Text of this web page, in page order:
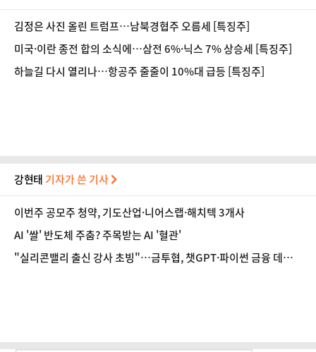
김정은 사진 올린 트럼프…남북경협주 오름세 [특징주]
미국·이란 종전 합의 소식에…삼전 6%·닉스 7% 상승세 [특징주]
하늘길 다시 열리나…항공주 줄줄이 10%대 급등 [특징주]
강현태 기자가 쓴 기사
이번주 공모주 청약, 기도산업·니어스랩·해치텍 3개사
AI '쌀' 반도체 주춤? 주목받는 AI '혈관'
"실리콘밸리 출신 강사 초빙"…금투협, 챗GPT·파이썬 금융 데이